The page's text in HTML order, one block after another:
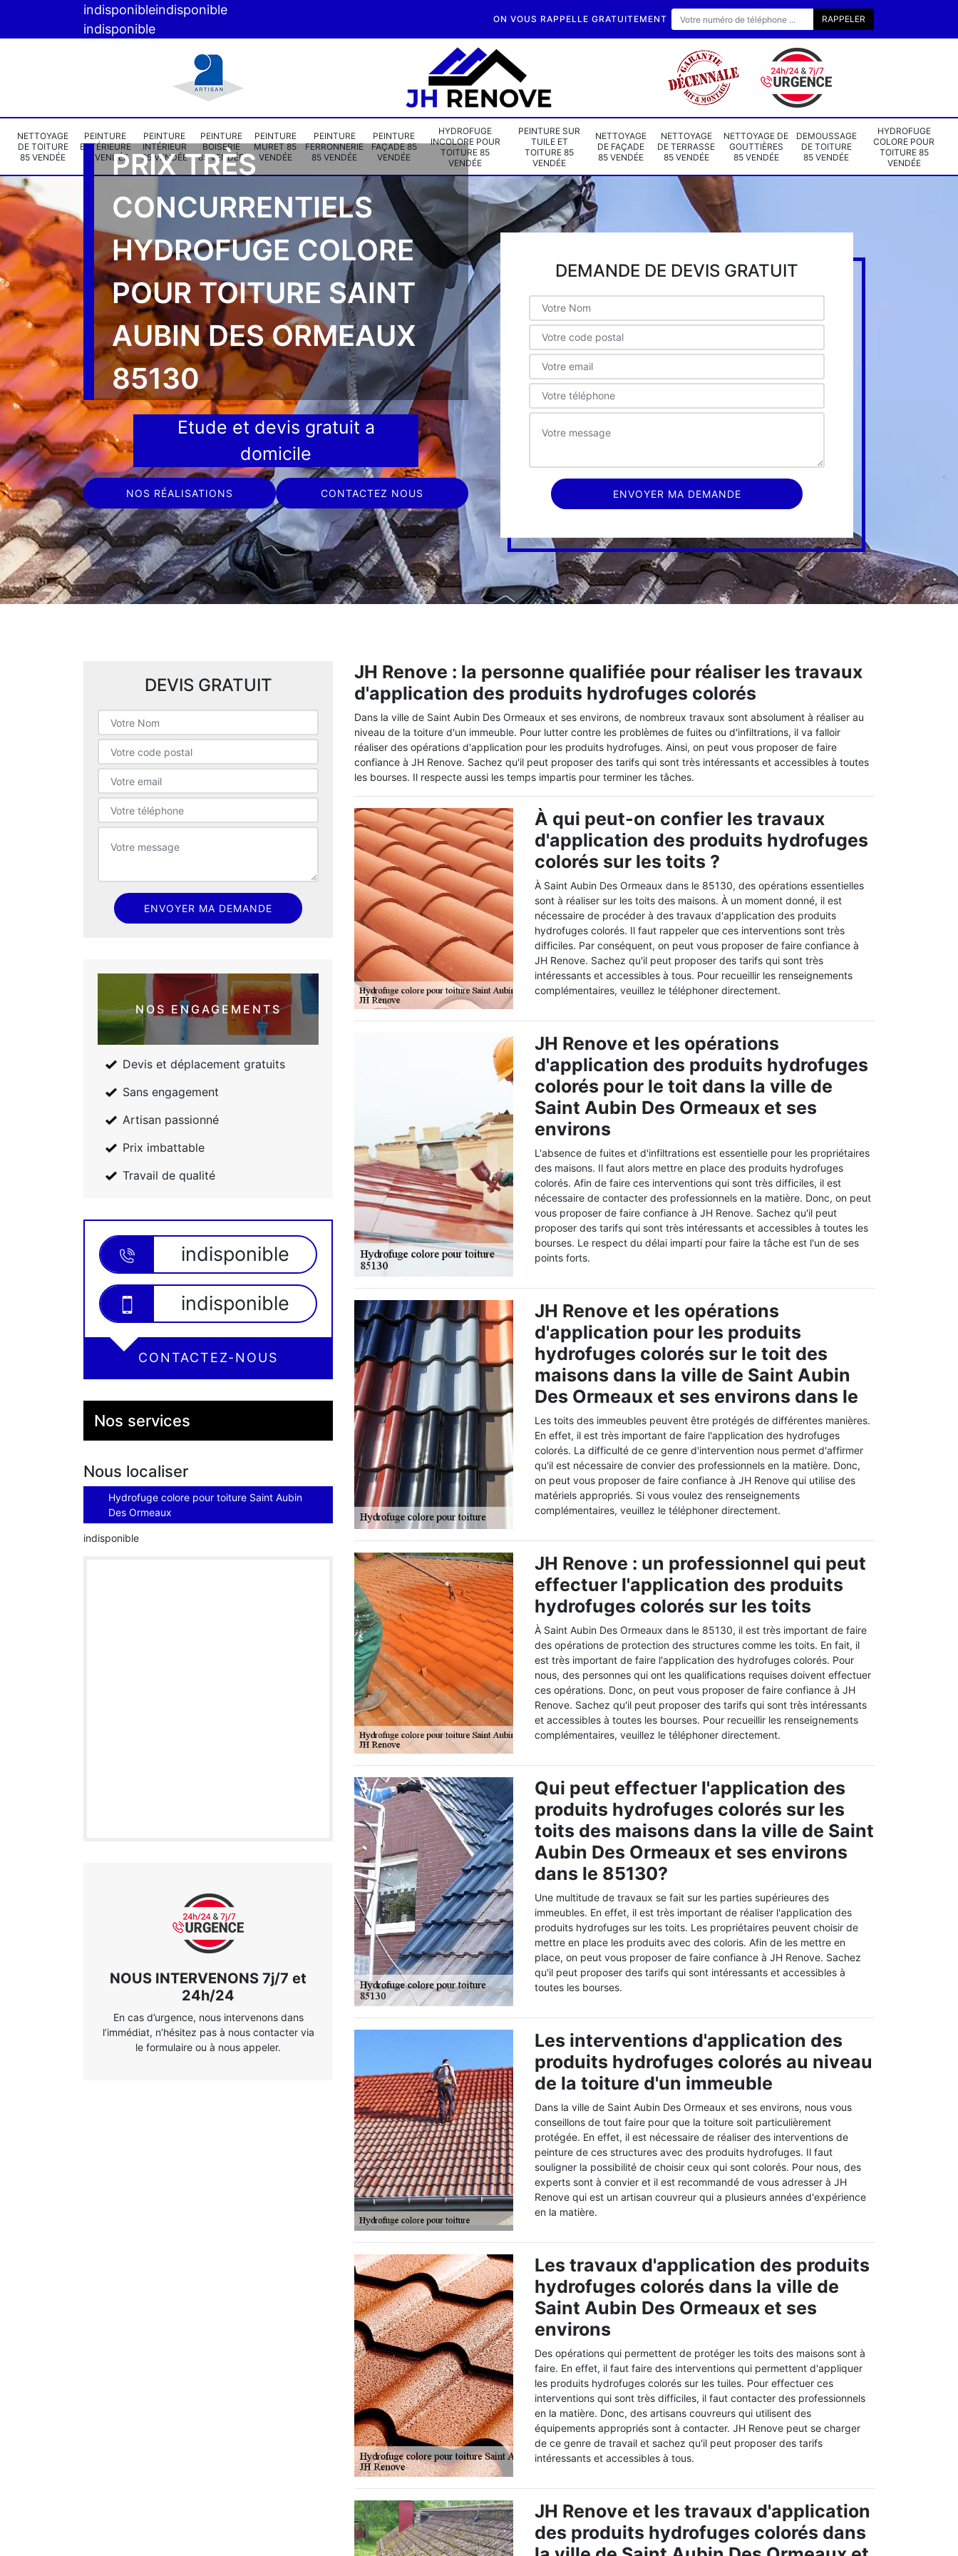
indisponibleindisponible
indisponible
ON VOUS RAPPELLE GRATUITEMENT
NETTOYAGE
DE TOITURE
85 VENDÉE
PEINTURE
EXTÉRIEURE
85 VENDÉE
PEINTURE
INTÉRIEUR
85 VENDÉE
PEINTURE
BOISERIE
85 VENDÉE
PEINTURE
MURET 85
VENDÉE
PEINTURE
FERRONNERIE
85 VENDÉE
PEINTURE
FAÇADE 85
VENDÉE
HYDROFUGE
INCOLORE POUR
TOITURE 85
VENDÉE
PEINTURE SUR
TUILE ET
TOITURE 85
VENDÉE
NETTOYAGE
DE FAÇADE
85 VENDÉE
NETTOYAGE
DE TERRASSE
85 VENDÉE
NETTOYAGE DE
GOUTTIÈRES
85 VENDÉE
DEMOUSSAGE
DE TOITURE
85 VENDÉE
HYDROFUGE
COLORE POUR
TOITURE 85
VENDÉE
PRIX TRÈS
CONCURRENTIELS
HYDROFUGE COLORE
POUR TOITURE SAINT
AUBIN DES ORMEAUX
85130
Etude et devis gratuit a
domicile
NOS RÉALISATIONS CONTACTEZ NOUS
DEMANDE DE DEVIS GRATUIT
DEVIS GRATUIT
NOS ENGAGEMENTS
Devis et déplacement gratuits
Sans engagement
Artisan passionné
Prix imbattable
Travail de qualité
indisponible
indisponible
CONTACTEZ-NOUS
Nos services
Nous localiser
Hydrofuge colore pour toiture Saint Aubin
Des Ormeaux
indisponible
NOUS INTERVENONS 7j/7 et
24h/24
En cas d’urgence, nous intervenons dans
l’immédiat, n’hésitez pas à nous contacter via
le formulaire ou à nous appeler.
JH Renove : la personne qualifiée pour réaliser les travaux
d'application des produits hydrofuges colorés
Dans la ville de Saint Aubin Des Ormeaux et ses environs, de nombreux travaux sont absolument à réaliser au
niveau de la toiture d'un immeuble. Pour lutter contre les problèmes de fuites ou d'infiltrations, il va falloir
réaliser des opérations d'application pour les produits hydrofuges. Ainsi, on peut vous proposer de faire
confiance à JH Renove. Sachez qu'il peut proposer des tarifs qui sont très intéressants et accessibles à toutes
les bourses. Il respecte aussi les temps impartis pour terminer les tâches.
À qui peut-on confier les travaux
d'application des produits hydrofuges
colorés sur les toits ?
À Saint Aubin Des Ormeaux dans le 85130, des opérations essentielles
sont à réaliser sur les toits des maisons. À un moment donné, il est
nécessaire de procéder à des travaux d'application des produits
hydrofuges colorés. Il faut rappeler que ces interventions sont très
difficiles. Par conséquent, on peut vous proposer de faire confiance à
JH Renove. Sachez qu'il peut proposer des tarifs qui sont très
intéressants et accessibles à tous. Pour recueillir les renseignements
complémentaires, veuillez le téléphoner directement.
JH Renove et les opérations
d'application des produits hydrofuges
colorés pour le toit dans la ville de
Saint Aubin Des Ormeaux et ses
environs
L'absence de fuites et d'infiltrations est essentielle pour les propriétaires
des maisons. Il faut alors mettre en place des produits hydrofuges
colorés. Afin de faire ces interventions qui sont très difficiles, il est
nécessaire de contacter des professionnels en la matière. Donc, on peut
vous proposer de faire confiance à JH Renove. Sachez qu'il peut
proposer des tarifs qui sont très intéressants et accessibles à toutes les
bourses. Le respect du délai imparti pour faire la tâche est l'un de ses
points forts.
JH Renove et les opérations
d'application pour les produits
hydrofuges colorés sur le toit des
maisons dans la ville de Saint Aubin
Des Ormeaux et ses environs dans le
Les toits des immeubles peuvent être protégés de différentes manières.
En effet, il est très important de faire l'application des hydrofuges
colorés. La difficulté de ce genre d'intervention nous permet d'affirmer
qu'il est nécessaire de convier des professionnels en la matière. Donc,
on peut vous proposer de faire confiance à JH Renove qui utilise des
matériels appropriés. Si vous voulez des renseignements
complémentaires, veuillez le téléphoner directement.
JH Renove : un professionnel qui peut
effectuer l'application des produits
hydrofuges colorés sur les toits
À Saint Aubin Des Ormeaux dans le 85130, il est très important de faire
des opérations de protection des structures comme les toits. En fait, il
est très important de faire l'application des hydrofuges colorés. Pour
nous, des personnes qui ont les qualifications requises doivent effectuer
ces opérations. Donc, on peut vous proposer de faire confiance à JH
Renove. Sachez qu'il peut proposer des tarifs qui sont très intéressants
et accessibles à toutes les bourses. Pour recueillir les renseignements
complémentaires, veuillez le téléphoner directement.
Qui peut effectuer l'application des
produits hydrofuges colorés sur les
toits des maisons dans la ville de Saint
Aubin Des Ormeaux et ses environs
dans le 85130?
Une multitude de travaux se fait sur les parties supérieures des
immeubles. En effet, il est très important de réaliser l'application des
produits hydrofuges sur les toits. Les propriétaires peuvent choisir de
mettre en place les produits avec des coloris. Afin de les mettre en
place, on peut vous proposer de faire confiance à JH Renove. Sachez
qu'il peut proposer des tarifs qui sont intéressants et accessibles à
toutes les bourses.
Les interventions d'application des
produits hydrofuges colorés au niveau
de la toiture d'un immeuble
Dans la ville de Saint Aubin Des Ormeaux et ses environs, nous vous
conseillons de tout faire pour que la toiture soit particulièrement
protégée. En effet, il est nécessaire de réaliser des interventions de
peinture de ces structures avec des produits hydrofuges. Il faut
souligner la possibilité de choisir ceux qui sont colorés. Pour nous, des
experts sont à convier et il est recommandé de vous adresser à JH
Renove qui est un artisan couvreur qui a plusieurs années d'expérience
en la matière.
Les travaux d'application des produits
hydrofuges colorés dans la ville de
Saint Aubin Des Ormeaux et ses
environs
Des opérations qui permettent de protéger les toits des maisons sont à
faire. En effet, il faut faire des interventions qui permettent d'appliquer
les produits hydrofuges colorés sur les tuiles. Pour effectuer ces
interventions qui sont très difficiles, il faut contacter des professionnels
en la matière. Donc, des artisans couvreurs qui utilisent des
équipements appropriés sont à contacter. JH Renove peut se charger
de ce genre de travail et sachez qu'il peut proposer des tarifs
intéressants et accessibles à tous.
JH Renove et les travaux d'application
des produits hydrofuges colorés dans